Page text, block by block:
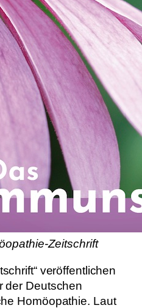
Zeitschrift
veröffentlichen
der Deutschen
Homöopathie. Laut